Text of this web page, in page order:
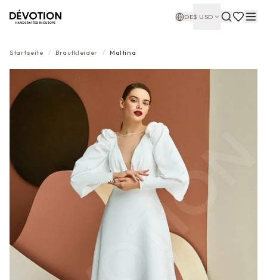
DE$ USD
Startseite / Brautkleider / Maltina